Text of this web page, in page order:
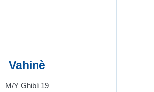
Vahinè
M/Y Ghibli 19